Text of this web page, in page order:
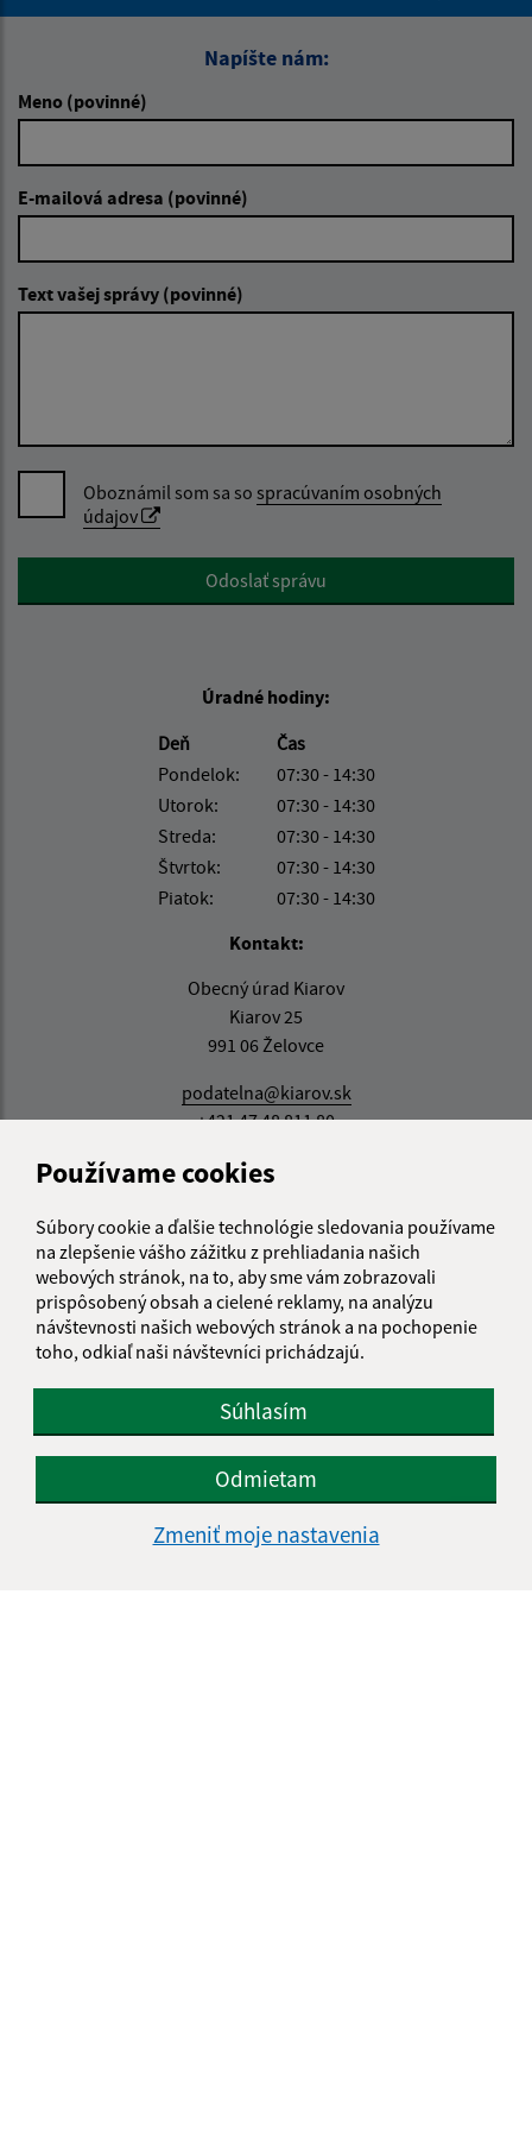
Používame cookies
Súbory cookie a ďalšie technológie sledovania používame
na zlepšenie vášho zážitku z prehliadania našich
webových stránok, na to, aby sme vám zobrazovali
prispôsobený obsah a cielené reklamy, na analýzu
návštevnosti našich webových stránok a na pochopenie
toho, odkiaľ naši návštevníci prichádzajú.
Súhlasím
Odmietam
Zmeniť moje nastavenia
Napíšte nám:
Meno (povinné)
E-mailová adresa (povinné)
Text vašej správy (povinné)
Oboznámil som sa so spracúvaním osobných
údajov
Google reCaptcha ResponseOdoslať správu
Úradné hodiny:
Deň
Čas
Pondelok:
07:30 - 14:30
Utorok:
07:30 - 14:30
Streda:
07:30 - 14:30
Štvrtok:
07:30 - 14:30
Piatok:
07:30 - 14:30
Kontakt:
Obecný úrad Kiarov
Kiarov 25
991 06 Želovce
podatelna@kiarov.sk
+421 47 48 811 80
IČO: 00319376